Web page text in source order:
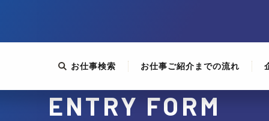
お仕事検索 お仕事ご紹介までの流れ
ENTRY FORM